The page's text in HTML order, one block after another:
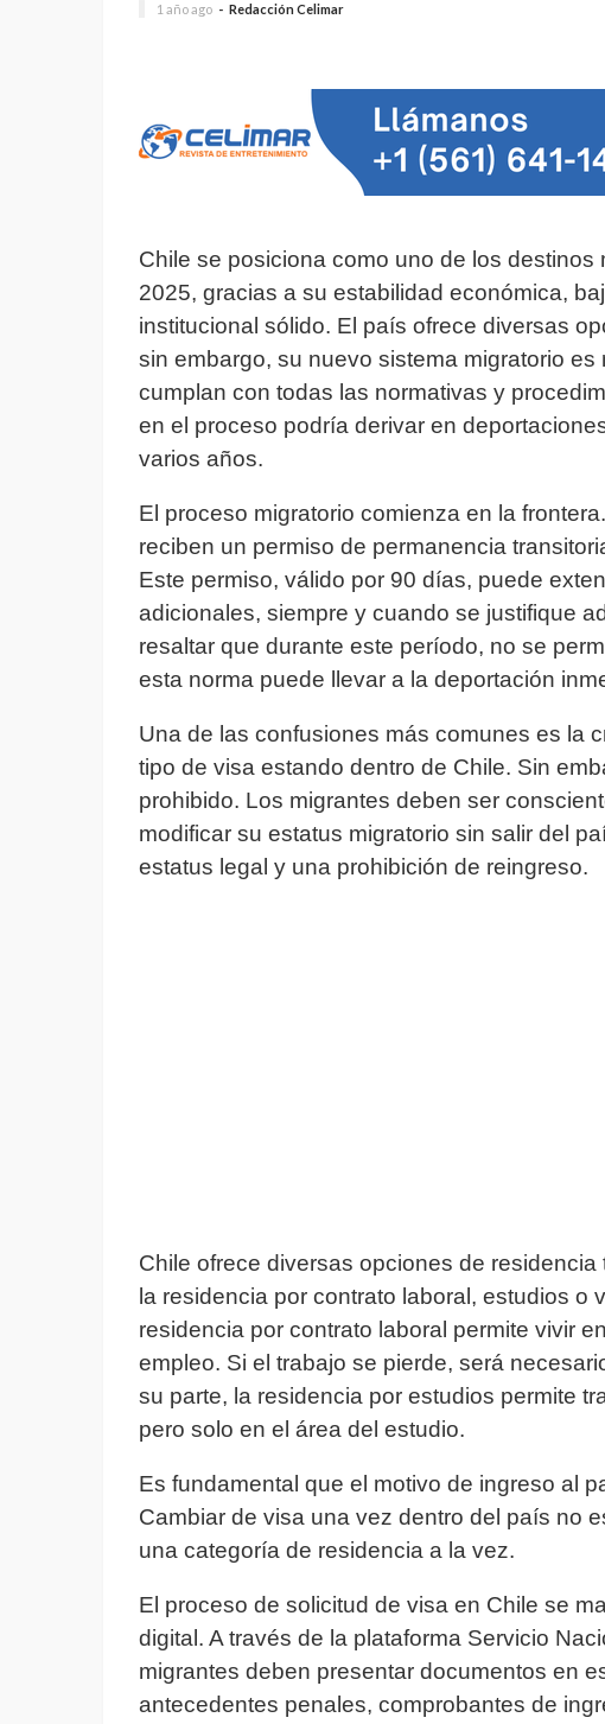
1 año ago Redacción Celimar
Chile se posiciona como uno de los
2025, gracias a su estabilidad económica,
institucional sólido. El país ofrece diversas
sin embargo, su nuevo sistema migratorio
cumplan con todas las normativas y
en el proceso podría derivar en
varios años.
El proceso migratorio comienza en la
reciben un permiso de permanencia
Este permiso, válido por 90 días, puede
adicionales, siempre y cuando se justifique
resaltar que durante este período, no se
esta norma puede llevar a la deportación
Una de las confusiones más comunes es la
tipo de visa estando dentro de Chile. Sin
prohibido. Los migrantes deben ser
modificar su estatus migratorio sin salir del
estatus legal y una prohibición de reingreso.
Chile ofrece diversas opciones de
la residencia por contrato laboral, estudios o
residencia por contrato laboral permite vivir
empleo. Si el trabajo se pierde, será
su parte, la residencia por estudios permite
pero solo en el área del estudio.
Es fundamental que el motivo de ingreso al
Cambiar de visa una vez dentro del país no
una categoría de residencia a la vez.
El proceso de solicitud de visa en Chile se
digital. A través de la plataforma Servicio
migrantes deben presentar documentos en
antecedentes penales, comprobantes de